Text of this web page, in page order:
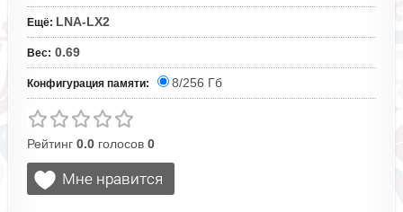
Ещё: LNA-LX2
Вес: 0.69
Конфигурация памяти: 8/256 Гб
Рейтинг 0.0голосов 0